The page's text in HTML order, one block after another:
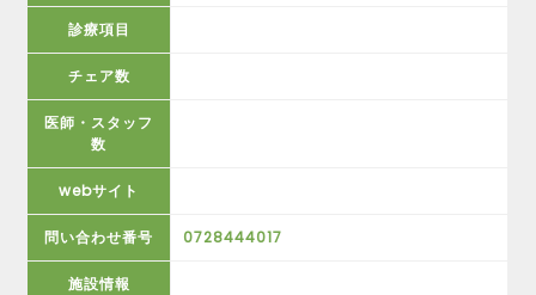
診療項目
チェア数
医師・スタッフ
数
webサイト
問い合わせ番号 0728444017
施設情報